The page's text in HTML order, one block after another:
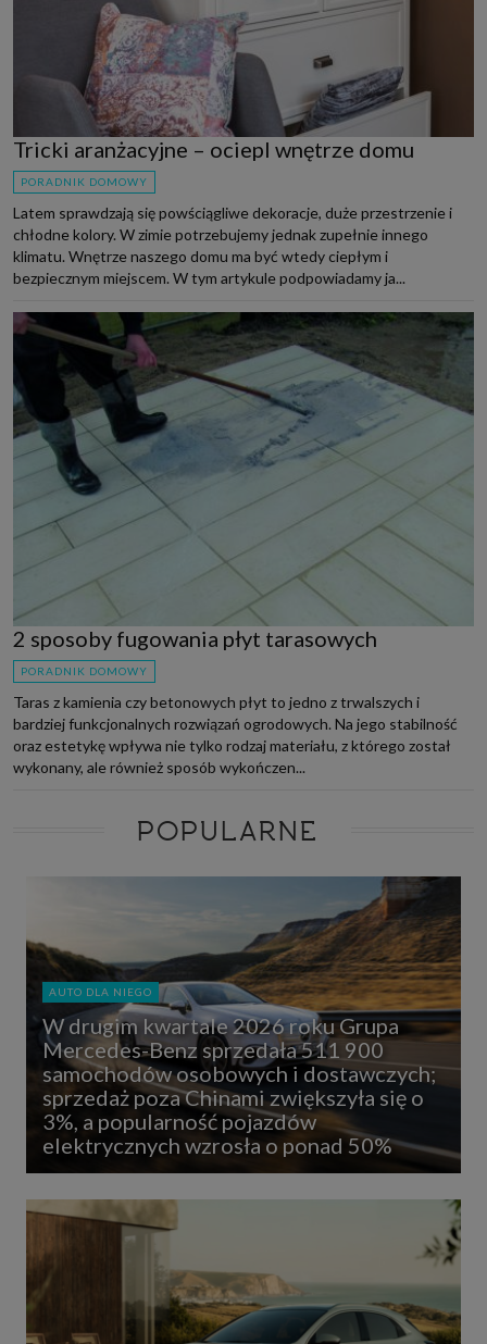
Tricki aranżacyjne – ociepl wnętrze domu
PORADNIK DOMOWY
Latem sprawdzają się powściągliwe dekoracje, duże przestrzenie i
chłodne kolory. W zimie potrzebujemy jednak zupełnie innego
klimatu. Wnętrze naszego domu ma być wtedy ciepłym i
bezpiecznym miejscem. W tym artykule podpowiadamy ja...
2 sposoby fugowania płyt tarasowych
PORADNIK DOMOWY
Taras z kamienia czy betonowych płyt to jedno z trwalszych i
bardziej funkcjonalnych rozwiązań ogrodowych. Na jego stabilność
oraz estetykę wpływa nie tylko rodzaj materiału, z którego został
wykonany, ale również sposób wykończen...
POPULARNE
AUTO DLA NIEGO
W drugim kwartale 2026 roku Grupa
Mercedes-Benz sprzedała 511 900
samochodów osobowych i dostawczych;
sprzedaż poza Chinami zwiększyła się o
3%, a popularność pojazdów
elektrycznych wzrosła o ponad 50%